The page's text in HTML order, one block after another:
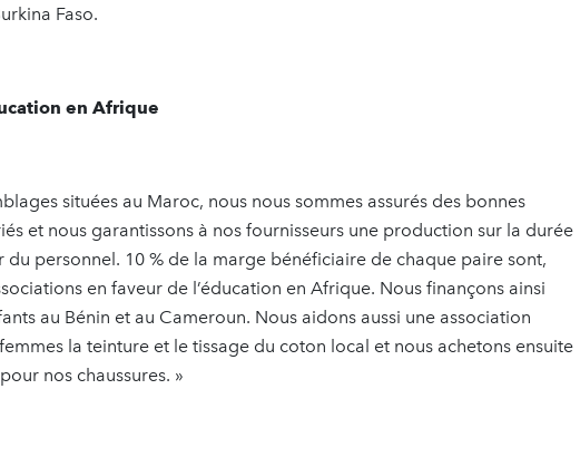
Faso.
en Afrique
situées au Maroc, nous nous sommes assurés des bonnes
et nous garantissons à nos fournisseurs une production sur la durée
du personnel. 10 % de la marge bénéficiaire de chaque paire sont,
en faveur de l’éducation en Afrique. Nous finançons ainsi
au Bénin et au Cameroun. Nous aidons aussi une association
la teinture et le tissage du coton local et nous achetons ensuite
nos chaussures. »